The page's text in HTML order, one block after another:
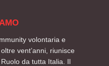
volontaria e
vent’anni, riunisce
da tutta Italia. Il